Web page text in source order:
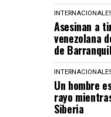
Asesinan a
venezolana
de
Un hombre
rayo
Siberia